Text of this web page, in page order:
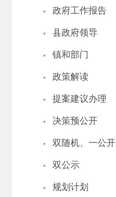
· 政府工作报告
· 县政府领导
· 镇和部门
· 政策解读
· 提案建议办理
· 决策预公开
· 双随机、一公开
· 双公示
· 规划计划